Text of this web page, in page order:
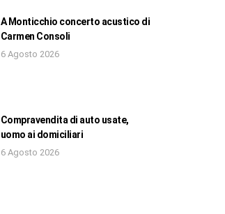
A Monticchio concerto acustico di
Carmen Consoli
6 Agosto 2026
Compravendita di auto usate,
uomo ai domiciliari
6 Agosto 2026